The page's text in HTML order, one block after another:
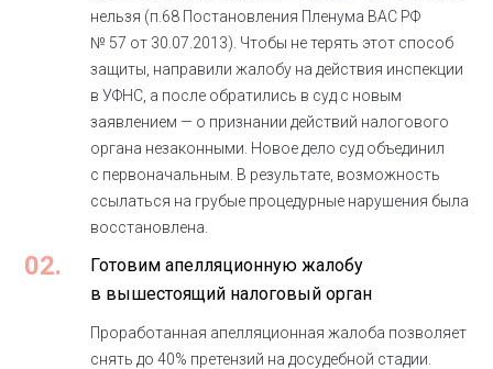
нельзя (п.68 Постановления Пленума ВАС РФ
№ 57 от 30.07.2013). Чтобы не терять этот способ
защиты, направили жалобу на действия инспекции
в УФНС, а после обратились в суд с новым
заявлением — о признании действий налогового
органа незаконными. Новое дело суд объединил
с первоначальным. В результате, возможность
ссылаться на грубые процедурные нарушения была
восстановлена.
02.
Готовим апелляционную жалобу
в вышестоящий налоговый орган
Проработанная апелляционная жалоба позволяет
снять до 40% претензий на досудебной стадии.